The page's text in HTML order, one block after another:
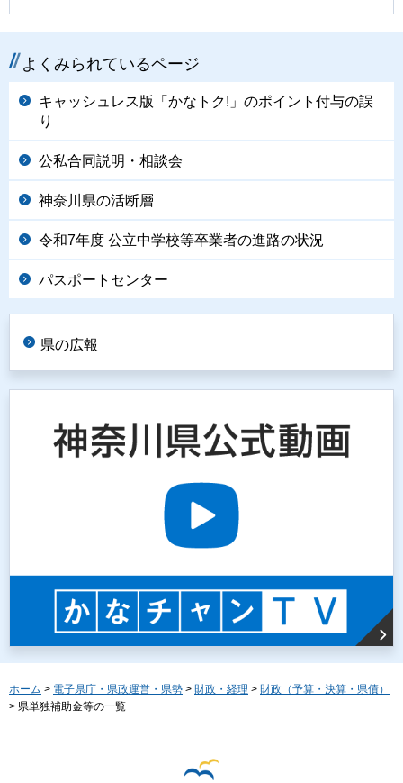
よくみられているページ
キャッシュレス版「かなトク!」のポイント付与の誤
り
公私合同説明・相談会
神奈川県の活断層
令和7年度 公立中学校等卒業者の進路の状況
パスポートセンター
県の広報
ホーム > 電子県庁・県政運営・県勢 > 財政・経理 > 財政（予算・決算・県債）
> 県単独補助金等の一覧